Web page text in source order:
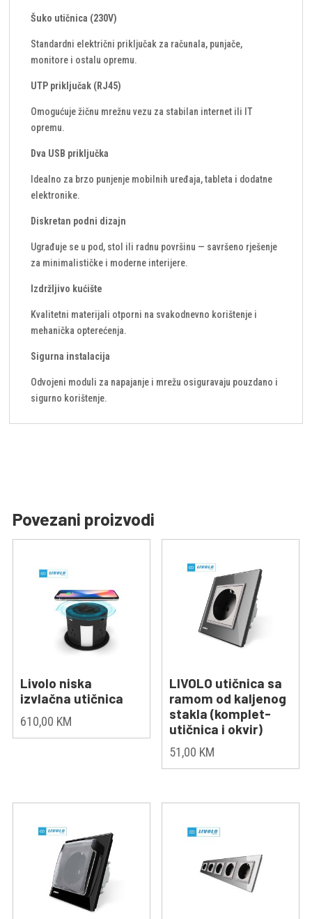
Šuko utičnica (230V)
Standardni električ­ni priključak za računala, punjače,
monitore i ostalu opremu.
UTP priključak (RJ45)
Omogućuje žičnu mrežnu vezu za stabilan internet ili IT
opremu.
Dva USB priključka
Idealno za brzo punjenje mobilnih uređaja, tableta i dodatne
elektronike.
Diskretan podni dizajn
Ugrađuje se u pod, stol ili radnu površinu — savršeno rješenje
za minimalističke i moderne interijere.
Izdržljivo kućište
Kvalitetni materijali otporni na svakodnevno korištenje i
mehanička opterećenja.
Sigurna instalacija
Odvojeni moduli za napajanje i mrežu osiguravaju pouzdano i
sigurno korištenje.
Povezani proizvodi
Livolo niska
izvlačna utičnica
610,00 KM
LIVOLO utičnica sa
ramom od kaljenog
stakla (komplet-
utičnica i okvir)
51,00 KM